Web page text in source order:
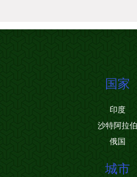
国家
印度
沙特阿拉伯
俄国
城市